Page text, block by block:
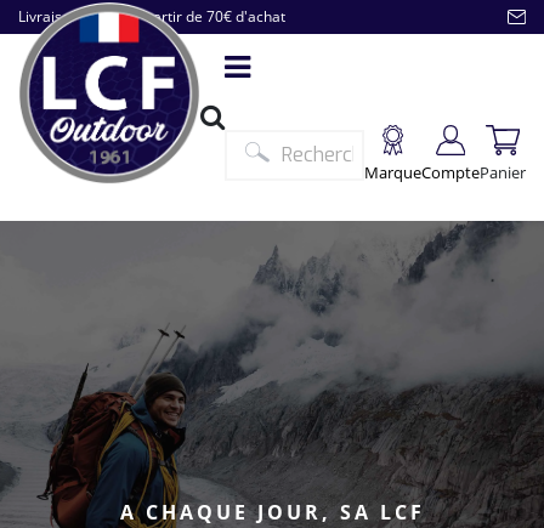
Livraison offerte à partir de 70€ d'achat
MarqueComptePanier
A CHAQUE JOUR, SA LCF